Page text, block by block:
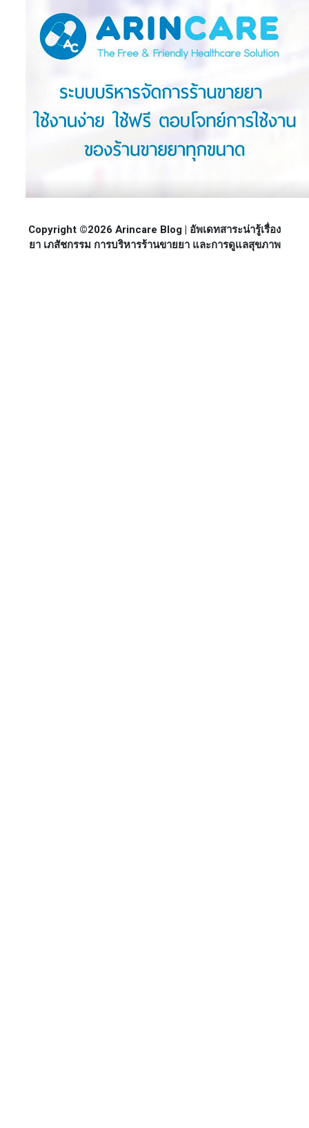
Copyright ©2026 Arincare Blog | อัพเดทสาระน่ารู้เรื่อง
ยา เภสัชกรรม การบริหารร้านขายยา และการดูแลสุขภาพ